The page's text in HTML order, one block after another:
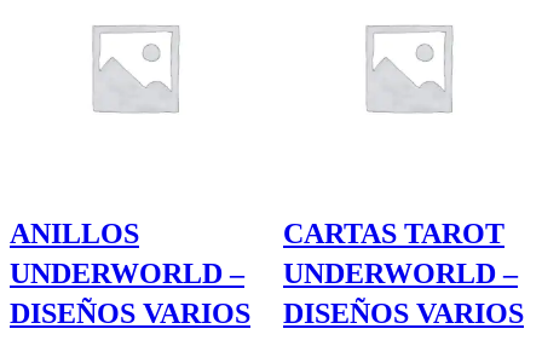
ANILLOS
UNDERWORLD –
DISEÑOS VARIOS
CARTAS TAROT
UNDERWORLD –
DISEÑOS VARIOS